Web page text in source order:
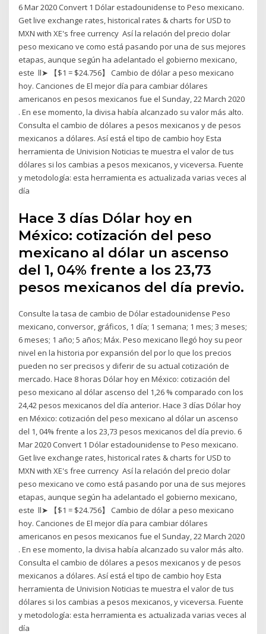
6 Mar 2020 Convert 1 Dólar estadounidense to Peso mexicano.
Get live exchange rates, historical rates & charts for USD to
MXN with XE's free currency Así la relación del precio dolar
peso mexicano ve como está pasando por una de sus mejores
etapas, aunque según ha adelantado el gobierno mexicano,
este ll➤ 【$1 = $24.756】 Cambio de dólar a peso mexicano
hoy. Canciones de El mejor día para cambiar dólares
americanos en pesos mexicanos fue el Sunday, 22 March 2020
. En ese momento, la divisa había alcanzado su valor más alto.
Consulta el cambio de dólares a pesos mexicanos y de pesos
mexicanos a dólares. Así está el tipo de cambio hoy Esta
herramienta de Univision Noticias te muestra el valor de tus
dólares si los cambias a pesos mexicanos, y viceversa. Fuente
y metodología: esta herramienta es actualizada varias veces al
día
Hace 3 días Dólar hoy en
México: cotización del peso
mexicano al dólar un ascenso
del 1, 04% frente a los 23,73
pesos mexicanos del día previo.
Consulte la tasa de cambio de Dólar estadounidense Peso
mexicano, conversor, gráficos, 1 día; 1 semana; 1 mes; 3 meses;
6 meses; 1 año; 5 años; Máx. Peso mexicano llegó hoy su peor
nivel en la historia por expansión del por lo que los precios
pueden no ser precisos y diferir de su actual cotización de
mercado. Hace 8 horas Dólar hoy en México: cotización del
peso mexicano al dólar ascenso del 1,26 % comparado con los
24,42 pesos mexicanos del día anterior. Hace 3 días Dólar hoy
en México: cotización del peso mexicano al dólar un ascenso
del 1, 04% frente a los 23,73 pesos mexicanos del día previo. 6
Mar 2020 Convert 1 Dólar estadounidense to Peso mexicano.
Get live exchange rates, historical rates & charts for USD to
MXN with XE's free currency Así la relación del precio dolar
peso mexicano ve como está pasando por una de sus mejores
etapas, aunque según ha adelantado el gobierno mexicano,
este ll➤ 【$1 = $24.756】 Cambio de dólar a peso mexicano
hoy. Canciones de El mejor día para cambiar dólares
americanos en pesos mexicanos fue el Sunday, 22 March 2020
. En ese momento, la divisa había alcanzado su valor más alto.
Consulta el cambio de dólares a pesos mexicanos y de pesos
mexicanos a dólares. Así está el tipo de cambio hoy Esta
herramienta de Univision Noticias te muestra el valor de tus
dólares si los cambias a pesos mexicanos, y viceversa. Fuente
y metodología: esta herramienta es actualizada varias veces al
día